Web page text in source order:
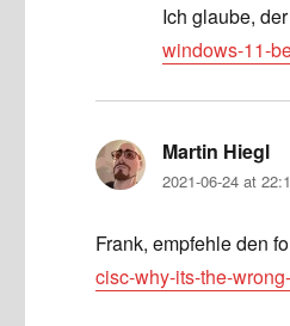
Ich glaube,
windows-11-
Martin Hiegl
2021-06-24 at
Frank, empfehle den
cisc-why-its-the-